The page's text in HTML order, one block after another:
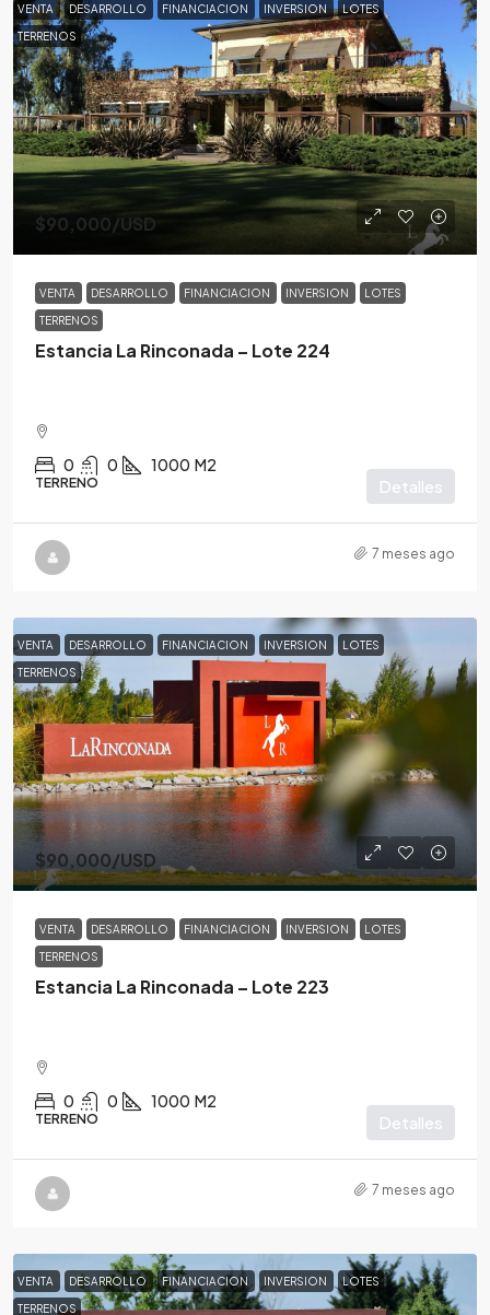
VENTA DESARROLLO FINANCIACION INVERSION LOTES
TERRENOS
$90,000/USD
VENTA DESARROLLO FINANCIACION INVERSION LOTES
TERRENOS
Estancia La Rinconada – Lote 224
0 0 1000 M2
TERRENO Detalles
7 meses ago
VENTA DESARROLLO FINANCIACION INVERSION LOTES
TERRENOS
$90,000/USD
VENTA DESARROLLO FINANCIACION INVERSION LOTES
TERRENOS
Estancia La Rinconada – Lote 223
0 0 1000 M2
TERRENO Detalles
7 meses ago
VENTA DESARROLLO FINANCIACION INVERSION LOTES
TERRENOS